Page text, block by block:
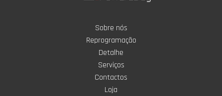
Sobre nós
Reprogramação
Detalhe
Serviços
Contactos
Loja